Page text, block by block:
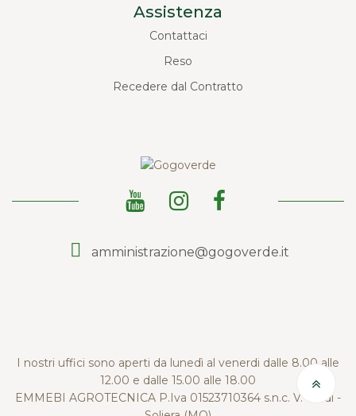
Assistenza
Contattaci
Reso
Recedere dal Contratto
amministrazione@gogoverde.it
I nostri uffici sono aperti da lunedì al venerdi dalle 8.00 alle
12.00 e dalle 15.00 alle 18.00
EMMEBI AGROTECNICA P.Iva 01523710364 s.n.c. V. Verdi -